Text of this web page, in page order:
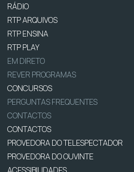
RÁDIO
RTP ARQUIVOS
RTP ENSINA
RTP PLAY
EM DIRETO
REVER PROGRAMAS
CONCURSOS
PERGUNTAS FREQUENTES
CONTACTOS
CONTACTOS
PROVEDORA DO TELESPECTADOR
PROVEDORA DO OUVINTE